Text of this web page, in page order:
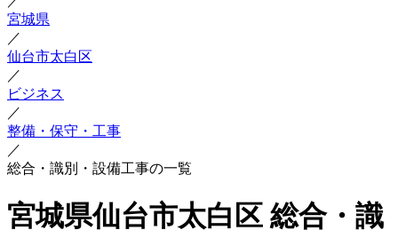
宮城県
／
仙台市太白区
／
ビジネス
／
整備・保守・工事
／
総合・識別・設備工事の一覧
宮城県仙台市太白区 総合・識